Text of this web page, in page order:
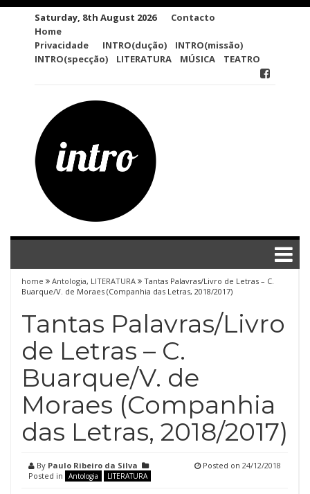
Saturday, 8th August 2026
Contacto
Home
Privacidade
INTRO(dução)
INTRO(missão)
INTRO(specção)
LITERATURA MÚSICA TEATRO
home Antologia, LITERATURA
Tantas Palavras/Livro de Letras – C.
Buarque/V. de Moraes (Companhia das Letras, 2018/2017)
Tantas Palavras/Livro
de Letras – C.
Buarque/V. de
Moraes (Companhia
das Letras, 2018/2017)
By Paulo Ribeiro da Silva
Posted in
Antologia LITERATURA
Posted on 24/12/2018